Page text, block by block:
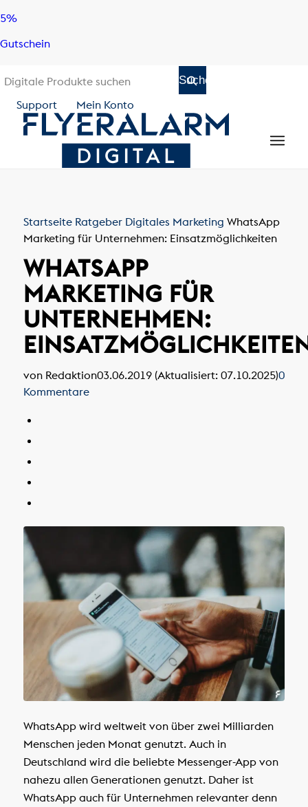
Skip
content
Skip
navigation
5%
Gutschein
Support Mein Konto
Startseite Ratgeber Digitales Marketing WhatsApp
Marketing für Unternehmen: Einsatzmöglichkeiten
WHATSAPP
MARKETING FÜR
UNTERNEHMEN:
von Redaktion03.06.2019 (Aktualisiert: 07.10.2025)0
Kommentare
WhatsApp wird weltweit von über zwei Milliarden
Menschen jeden Monat genutzt. Auch in
Deutschland wird die beliebte Messenger-App von
nahezu allen Generationen genutzt. Daher ist
WhatsApp auch für Unternehmen relevanter denn